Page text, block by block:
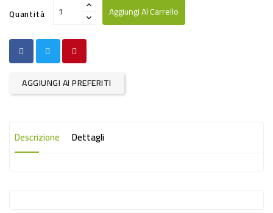
DA
RICORRENZE
PREPARATI
INFANZIA
PASTA,
Quantità Aggiungi Al Carrello
AGGIUNGI AI PREFERITI
Descrizione Dettagli